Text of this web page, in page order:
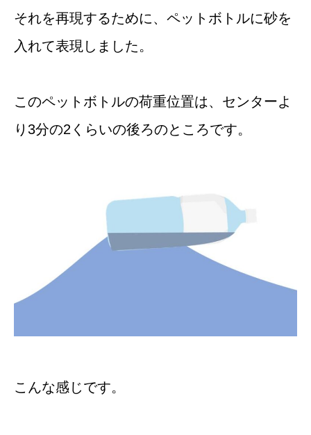
それを再現するために、ペットボトルに砂を
入れて表現しました。
このペットボトルの荷重位置は、センターよ
り3分の2くらいの後ろのところです。
こんな感じです。